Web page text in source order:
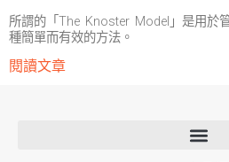
所謂的「The Knoster Model」是用於
種簡單而有效的方法。
閱讀文章